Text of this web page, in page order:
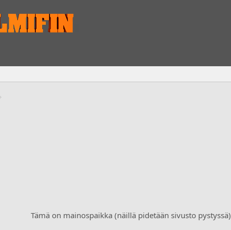
Tämä on mainospaikka (näillä pidetään sivusto pystyssä)